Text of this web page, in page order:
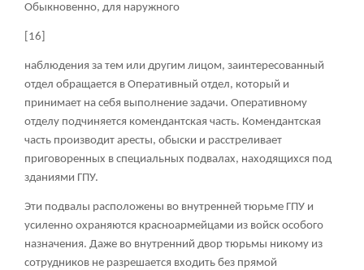
Обыкновенно, для наружного
[16]
наблюдения за тем или другим лицом, заинтересованный
отдел обращается в Оперативный отдел, который и
принимает на себя выполнение задачи. Оперативному
отделу подчиняется комендантская часть. Комендантская
часть производит аресты, обыски и расстреливает
приговоренных в специальных подвалах, находящихся под
зданиями ГПУ.
Эти подвалы расположены во внутренней тюрьме ГПУ и
усиленно охраняются красноармейцами из войск особого
назначения. Даже во внутренний двор тюрьмы никому из
сотрудников не разрешается входить без прямой